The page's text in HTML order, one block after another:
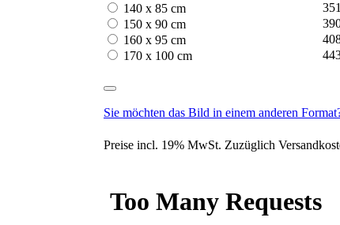
140 x 85 cm
150 x 90 cm
160 x 95 cm
170 x 100 cm
Sie möchten das Bild in einem anderen
Preise incl. 19% MwSt. Zuzüglich